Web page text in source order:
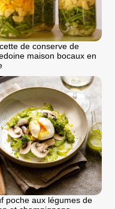
de conserve de
maison bocaux en
poche aux légumes de